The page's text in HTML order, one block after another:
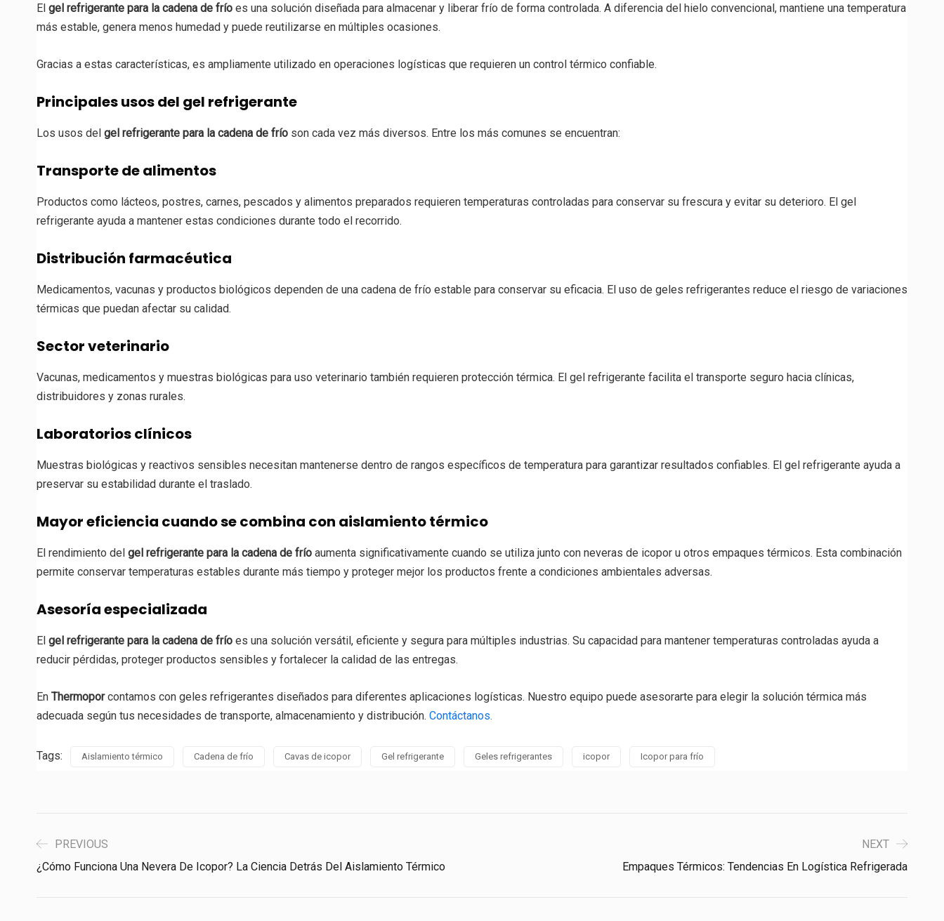
El gel refrigerante para la cadena de frío es una solución diseñada para almacenar y liberar frío de forma controlada. A diferencia del hielo convencional, mantiene una temperatura
más estable, genera menos humedad y puede reutilizarse en múltiples ocasiones.
Gracias a estas características, es ampliamente utilizado en operaciones logísticas que requieren un control térmico confiable.
Principales usos del gel refrigerante
Los usos del gel refrigerante para la cadena de frío son cada vez más diversos. Entre los más comunes se encuentran:
Transporte de alimentos
Productos como lácteos, postres, carnes, pescados y alimentos preparados requieren temperaturas controladas para conservar su frescura y evitar su deterioro. El gel
refrigerante ayuda a mantener estas condiciones durante todo el recorrido.
Distribución farmacéutica
Medicamentos, vacunas y productos biológicos dependen de una cadena de frío estable para conservar su eficacia. El uso de geles refrigerantes reduce el riesgo de variaciones
térmicas que puedan afectar su calidad.
Sector veterinario
Vacunas, medicamentos y muestras biológicas para uso veterinario también requieren protección térmica. El gel refrigerante facilita el transporte seguro hacia clínicas,
distribuidores y zonas rurales.
Laboratorios clínicos
Muestras biológicas y reactivos sensibles necesitan mantenerse dentro de rangos específicos de temperatura para garantizar resultados confiables. El gel refrigerante ayuda a
preservar su estabilidad durante el traslado.
Mayor eficiencia cuando se combina con aislamiento térmico
El rendimiento del gel refrigerante para la cadena de frío aumenta significativamente cuando se utiliza junto con neveras de icopor u otros empaques térmicos. Esta combinación
permite conservar temperaturas estables durante más tiempo y proteger mejor los productos frente a condiciones ambientales adversas.
Asesoría especializada
El gel refrigerante para la cadena de frío es una solución versátil, eficiente y segura para múltiples industrias. Su capacidad para mantener temperaturas controladas ayuda a
reducir pérdidas, proteger productos sensibles y fortalecer la calidad de las entregas.
En Thermoporcontamos con geles refrigerantes diseñados para diferentes aplicaciones logísticas. Nuestro equipo puede asesorarte para elegir la solución térmica más
adecuada según tus necesidades de transporte, almacenamiento y distribución. Contáctanos.
Tags: Aislamiento térmico Cadena de frío Cavas de icopor Gel refrigerante Geles refrigerantes icopor Icopor para frío
PREVIOUS
¿Cómo Funciona Una Nevera De Icopor? La Ciencia Detrás Del Aislamiento Térmico
NEXT
Empaques Térmicos: Tendencias En Logística Refrigerada